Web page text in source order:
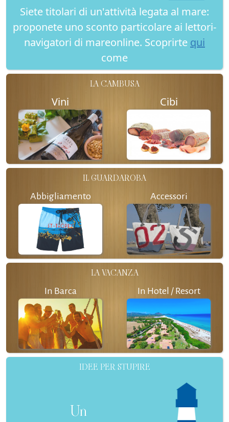
Siete titolari di un'attività legata al mare:
proponete uno sconto particolare ai lettori-
navigatori di mareonline. Scoprirte qui
come
LA CAMBUSA
Vini Cibi
IL GUARDAROBA
Abbigliamento Accessori
LA VACANZA
In Barca In Hotel / Resort
IDEE PER STUPIRE
Un